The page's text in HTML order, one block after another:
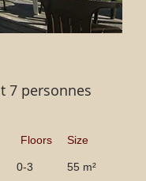
7 personnes
Floors Size
0-3 55 m²